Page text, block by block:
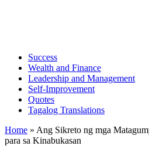
Success
Wealth and Finance
Leadership and Management
Self-Improvement
Quotes
Tagalog Translations
Home » Ang Sikreto ng mga
para sa Kinabukasan